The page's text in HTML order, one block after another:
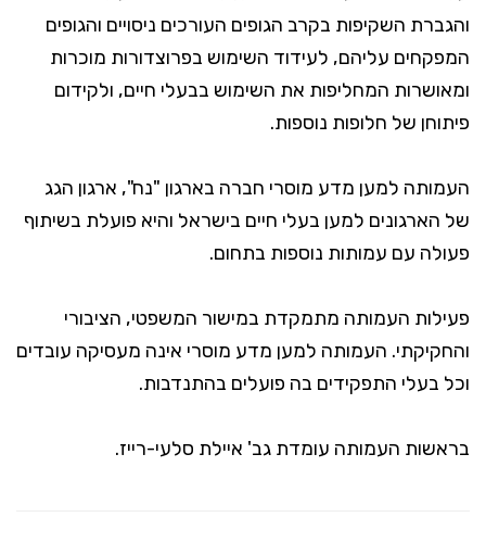
והגברת השקיפות בקרב הגופים העורכים ניסויים והגופים
המפקחים עליהם, לעידוד השימוש בפרוצדורות מוכרות
ומאושרות המחליפות את השימוש בבעלי חיים, ולקידום
פיתוחן של חלופות נוספות.
העמותה למען מדע מוסרי חברה בארגון "נח", ארגון הגג
של הארגונים למען בעלי חיים בישראל והיא פועלת בשיתוף
פעולה עם עמותות נוספות בתחום.
פעילות העמותה מתמקדת במישור המשפטי, הציבורי
והחקיקתי. העמותה למען מדע מוסרי אינה מעסיקה עובדים
וכל בעלי התפקידים בה פועלים בהתנדבות.
בראשות העמותה עומדת גב' איילת סלעי-רייז.